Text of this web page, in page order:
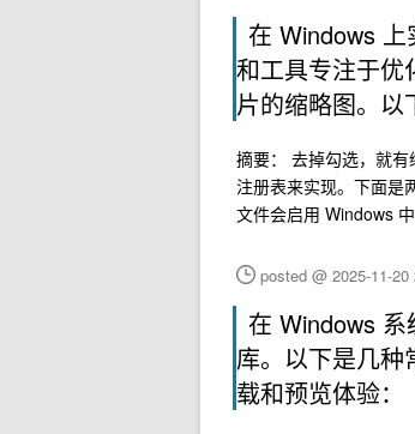
在 Windows
和工具专注于优
片的缩略图。以
摘要： 去掉勾选，就
注册表来实现。下面是
文件会启用 Windows
posted @ 2025-11-
在 Windows
库。以下是几种
载和预览体验：